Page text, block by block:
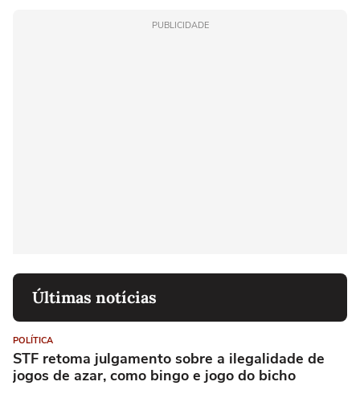
PUBLICIDADE
Últimas notícias
POLÍTICA
STF retoma julgamento sobre a ilegalidade de
jogos de azar, como bingo e jogo do bicho